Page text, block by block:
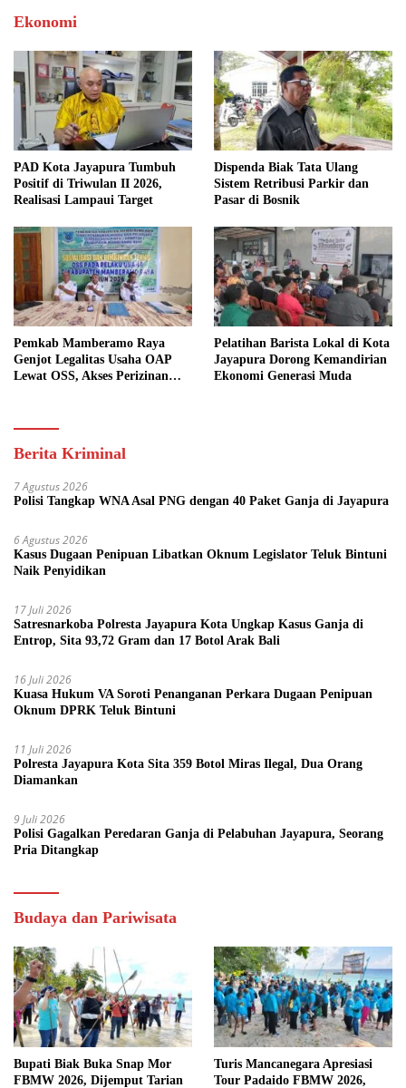
Ekonomi
PAD Kota Jayapura Tumbuh
Positif di Triwulan II 2026,
Realisasi Lampaui Target
Dispenda Biak Tata Ulang
Sistem Retribusi Parkir dan
Pasar di Bosnik
Pemkab Mamberamo Raya
Genjot Legalitas Usaha OAP
Lewat OSS, Akses Perizinan
Pelatihan Barista Lokal di Kota
Jayapura Dorong Kemandirian
Ekonomi Generasi Muda
Berita Kriminal
7 Agustus 2026
Polisi Tangkap WNA Asal PNG dengan 40 Paket Ganja di Jayapura
6 Agustus 2026
Kasus Dugaan Penipuan Libatkan Oknum Legislator Teluk Bintuni
Naik Penyidikan
17 Juli 2026
Satresnarkoba Polresta Jayapura Kota Ungkap Kasus Ganja di
Entrop, Sita 93,72 Gram dan 17 Botol Arak Bali
16 Juli 2026
Kuasa Hukum VA Soroti Penanganan Perkara Dugaan Penipuan
Oknum DPRK Teluk Bintuni
11 Juli 2026
Polresta Jayapura Kota Sita 359 Botol Miras Ilegal, Dua Orang
Diamankan
9 Juli 2026
Polisi Gagalkan Peredaran Ganja di Pelabuhan Jayapura, Seorang
Pria Ditangkap
Budaya dan Pariwisata
Bupati Biak Buka Snap Mor
FBMW 2026, Dijemput Tarian
Turis Mancanegara Apresiasi
Tour Padaido FBMW 2026,